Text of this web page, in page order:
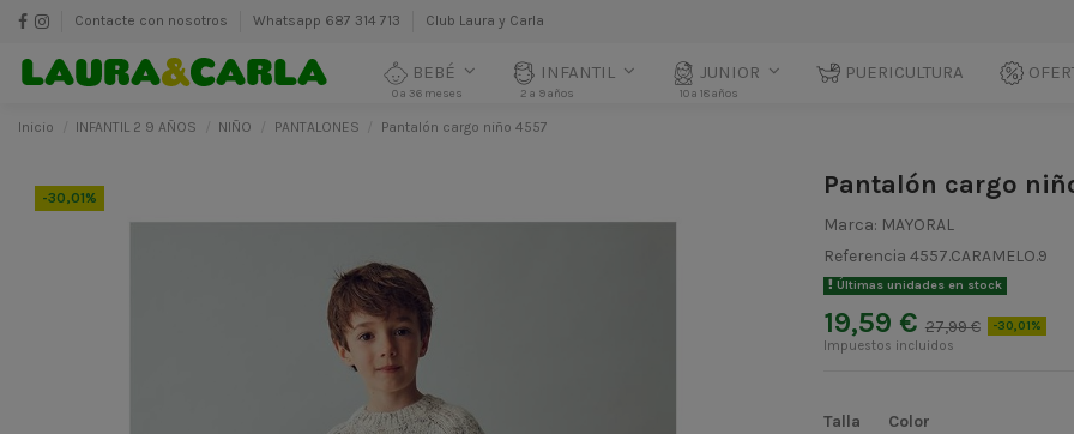
Contacte con nosotros Whatsapp 687 314 713 Club Laura y Carla
BEBÉ
0 a 36 meses
INFANTIL
2 a 9 años
JUNIOR
10 a 18 años
PUERICULTURA
Inicio INFANTIL 2 9 AÑOS NIÑO PANTALONES Pantalón cargo niño 4557
-30,01% Pantalón cargo
Marca: MAYORAL
Referencia 4557.CARAMELO.9
Últimas unidades en stock
19,59 € 27,99 €
-30,01%
Impuestos incluidos
Talla
Color